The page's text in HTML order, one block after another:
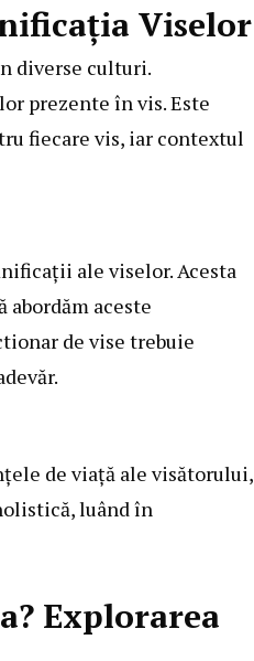
Viselor
diverse culturi.
prezente în vis. Este
fiecare vis, iar contextul
ale viselor. Acesta
aceste
de vise trebuie
de viață ale visătorului,
luând în
Explorarea